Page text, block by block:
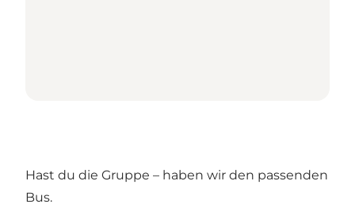
Hast du die Gruppe – haben wir den passenden
Bus.